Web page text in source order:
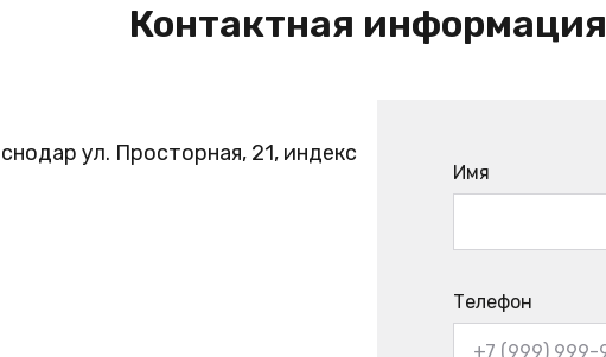
Контактная информация
ул. Просторная, 21, индекс
Имя
Телефон